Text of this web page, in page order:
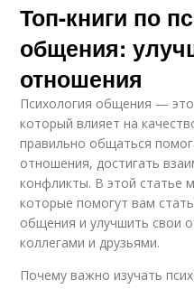
Топ-книги по
общения:
отношения
Психология общения —
который влияет на
правильно общаться
отношения, достигать
конфликты. В этой статье
которые помогут вам
общения и улучшить свои
коллегами и друзьями.
Почему важно изучать